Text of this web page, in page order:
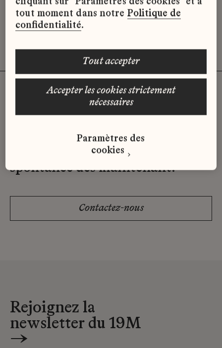
d’offres d’emploi disponibles pour le
moment.
Vous n'avez pas trouvé d'offre
qui correspond à votre profil ?
Envoyez-nous votre candidature
spontanée dès maintenant.
Contactez-nous
Rejoignez la
newsletter du 19M
→
tout moment dans notre Politique de
confidentialité.
accepter les cookies strictement
nécessaires
tout accepter
Paramètres des
cookies